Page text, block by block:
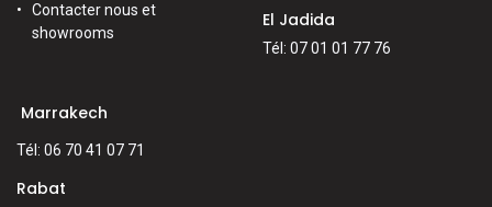
Contacter nous et
showrooms
El Jadida
Tél: 07 01 01 77 76
Marrakech
Tél: 06 70 41 07 71
Rabat